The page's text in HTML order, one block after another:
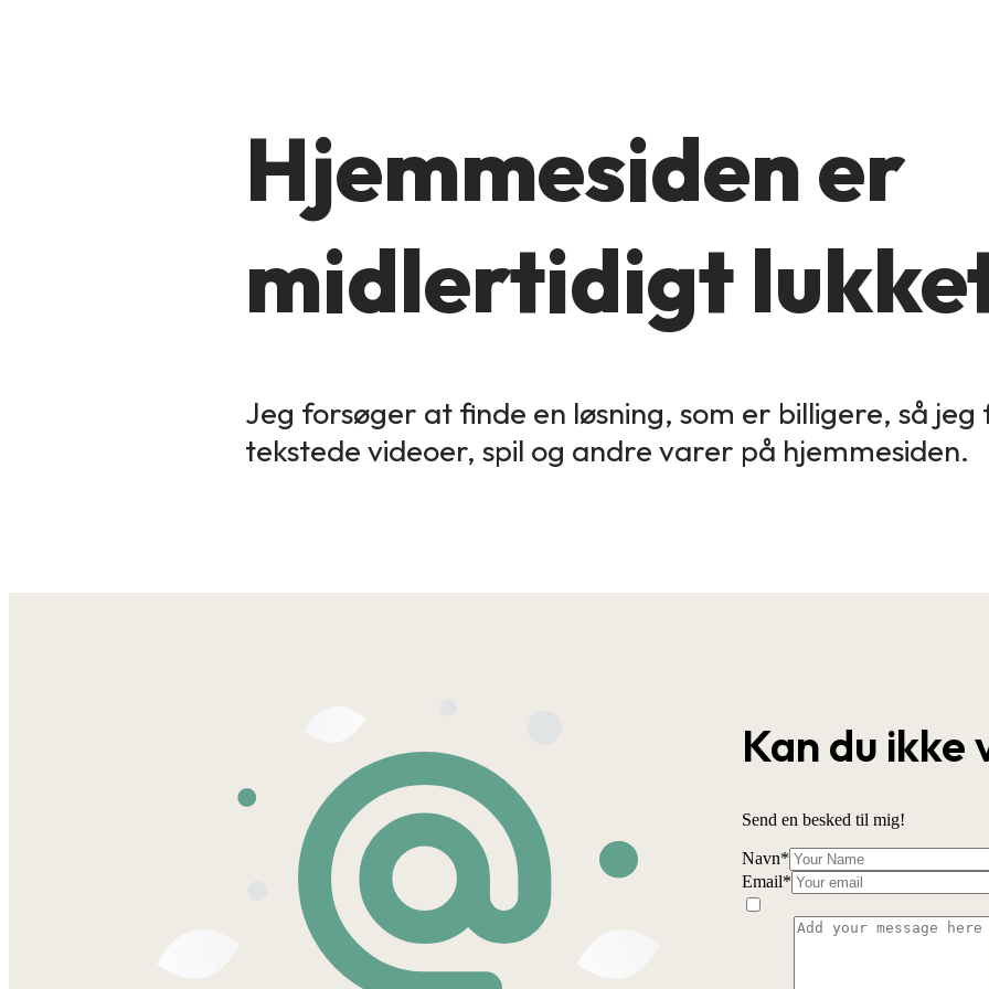
Hjemmesiden er
midlertidigt
Jeg forsøger at finde en løsning, som er billigere, så
tekstede videoer, spil og andre varer på hjemmesiden.
Kan du ikke
Send en besked til mig!
Navn*
Email*